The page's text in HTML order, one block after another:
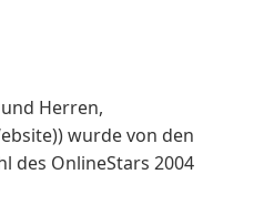
Herren,
wurde von den
des OnlineStars 2004